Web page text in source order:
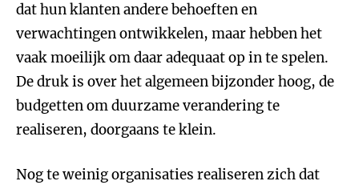
dat hun klanten andere behoeften en
verwachtingen ontwikkelen, maar hebben het
vaak moeilijk om daar adequaat op in te spelen.
De druk is over het algemeen bijzonder hoog, de
budgetten om duurzame verandering te
realiseren, doorgaans te klein.
Nog te weinig organisaties realiseren zich dat